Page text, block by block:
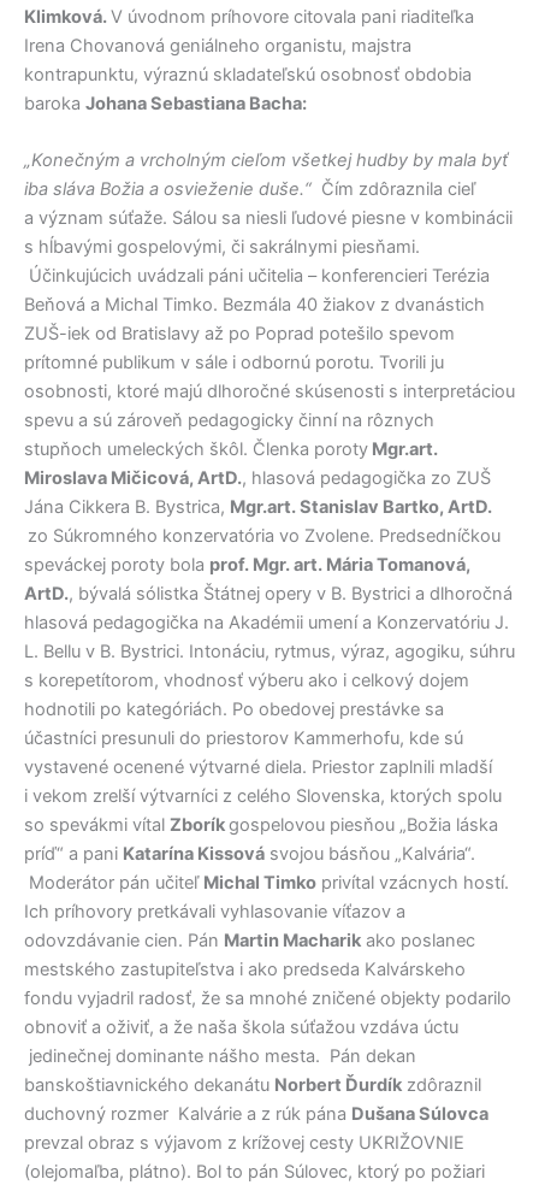
Klimková.V úvodnom príhovore citovala pani riaditeľka
Irena Chovanová geniálneho organistu, majstra
kontrapunktu, výraznú skladateľskú osobnosť obdobia
baroka Johana Sebastiana Bacha:
„Konečným a vrcholným cieľom všetkej hudby by mala byť
iba sláva Božia a osvieženie duše.“ Čím zdôraznila cieľ
a význam súťaže. Sálou sa niesli ľudové piesne v kombinácii
s hĺbavými gospelovými, či sakrálnymi piesňami.
Účinkujúcich uvádzali páni učitelia – konferencieri Terézia
Beňová a Michal Timko. Bezmála 40 žiakov z dvanástich
ZUŠ-iek od Bratislavy až po Poprad potešilo spevom
prítomné publikum v sále i odbornú porotu. Tvorili ju
osobnosti, ktoré majú dlhoročné skúsenosti s interpretáciou
spevu a sú zároveň pedagogicky činní na rôznych
stupňoch umeleckých škôl. Členka poroty Mgr.art.
Miroslava Mičicová, ArtD., hlasová pedagogička zo ZUŠ
Jána Cikkera B. Bystrica, Mgr.art. Stanislav Bartko, ArtD.
zo Súkromného konzervatória vo Zvolene. Predsedníčkou
speváckej poroty bola prof. Mgr. art. Mária Tomanová,
ArtD., bývalá sólistka Štátnej opery v B. Bystrici a dlhoročná
hlasová pedagogička na Akadémii umení a Konzervatóriu J.
L. Bellu v B. Bystrici. Intonáciu, rytmus, výraz, agogiku, súhru
s korepetítorom, vhodnosť výberu ako i celkový dojem
hodnotili po kategóriách. Po obedovej prestávke sa
účastníci presunuli do priestorov Kammerhofu, kde sú
vystavené ocenené výtvarné diela. Priestor zaplnili mladší
i vekom zrelší výtvarníci z celého Slovenska, ktorých spolu
so spevákmi vítal Zboríkgospelovou piesňou „Božia láska
príď“ a pani Katarína Kissová svojou básňou „Kalvária“.
Moderátor pán učiteľ Michal Timko privítal vzácnych hostí.
Ich príhovory pretkávali vyhlasovanie víťazov a
odovzdávanie cien. Pán Martin Macharik ako poslanec
mestského zastupiteľstva i ako predseda Kalvárskeho
fondu vyjadril radosť, že sa mnohé zničené objekty podarilo
obnoviť a oživiť, a že naša škola súťažou vzdáva úctu
jedinečnej dominante nášho mesta. Pán dekan
banskoštiavnického dekanátu Norbert Ďurdík zdôraznil
duchovný rozmer Kalvárie a z rúk pána Dušana Súlovca
prevzal obraz s výjavom z krížovej cesty UKRIŽOVNIE
(olejomaľba, plátno). Bol to pán Súlovec, ktorý po požiari